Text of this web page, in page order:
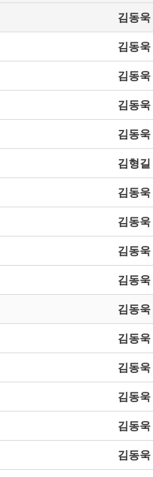
김동욱
김동욱
김동욱
김동욱
김동욱
김형길
김동욱
김동욱
김동욱
김동욱
김동욱
김동욱
김동욱
김동욱
김동욱
김동욱